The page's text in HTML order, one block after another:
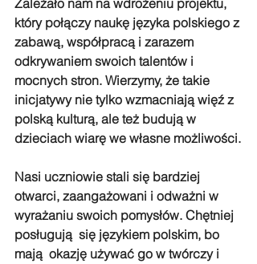
Zależało nam na wdrożeniu projektu,
który połączy naukę języka polskiego z
zabawą, współpracą i zarazem
odkrywaniem swoich talentów i
mocnych stron. Wierzymy, że takie
inicjatywy nie tylko wzmacniają więź z
polską kulturą, ale też budują w
dzieciach wiarę we własne możliwości.
Nasi uczniowie stali się bardziej
otwarci, zaangażowani i odważni w
wyrażaniu swoich pomysłów. Chętniej
posługują  się językiem polskim, bo
mają  okazję używać go w twórczy i